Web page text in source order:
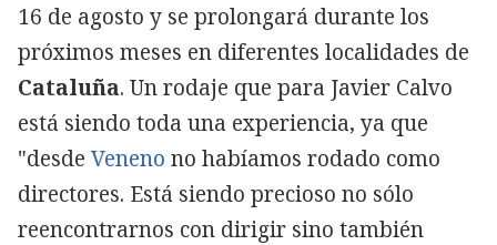
16 de agosto y se prolongará durante los
próximos meses en diferentes localidades de
Cataluña. Un rodaje que para Javier Calvo
está siendo toda una experiencia, ya que
"desde Veneno no habíamos rodado como
directores. Está siendo precioso no sólo
reencontrarnos con dirigir sino también